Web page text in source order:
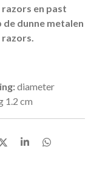
en past
de dunne metalen
diameter
1.2 cm
D
S
D